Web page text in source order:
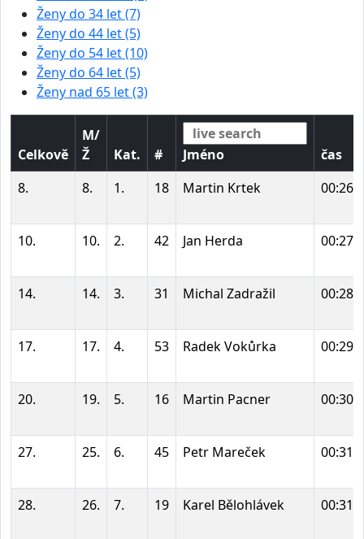
Ženy do 34 let (7)
Ženy do 44 let (5)
Ženy do 54 let (10)
Ženy do 64 let (5)
Ženy nad 65 let (3)
Celkově
M/
Ž
Kat. # Jméno
čas
8.
8. 1. 18 Martin Krtek
10. 10. 2. 42 Jan Herda
14. 14. 3. 31 Michal Zadražil
17. 17. 4. 53 Radek Vokůrka
20. 19. 5. 16 Martin Pacner
27. 25. 6. 45 Petr Mareček
28. 26. 7. 19 Karel Bělohlávek